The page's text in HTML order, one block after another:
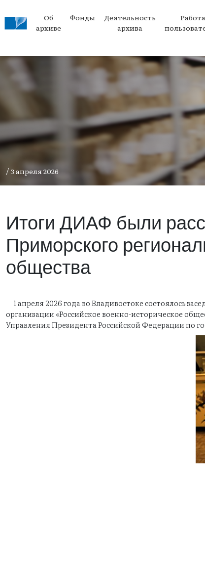
Об
архиве
Фонды
Деятельность
архива
/ 3 апреля 2026
Итоги ДИАФ были
Приморского
общества
1 апреля 2026 года во Владивостоке состоялось
организации «Российское военно-историческое
Управления Президента Российской Федерации по